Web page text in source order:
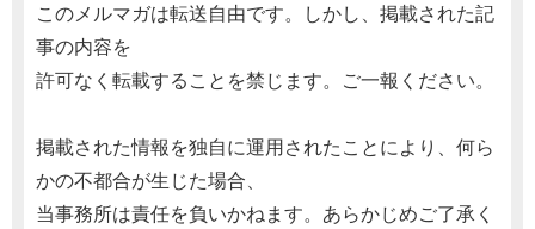
このメルマガは転送自由です。しかし、掲載された記
事の内容を
許可なく転載することを禁じます。ご一報ください。
掲載された情報を独自に運用されたことにより、何ら
かの不都合が生じた場合、
当事務所は責任を負いかねます。あらかじめご了承く